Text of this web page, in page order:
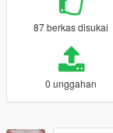
87 berkas disukai
0 unggahan